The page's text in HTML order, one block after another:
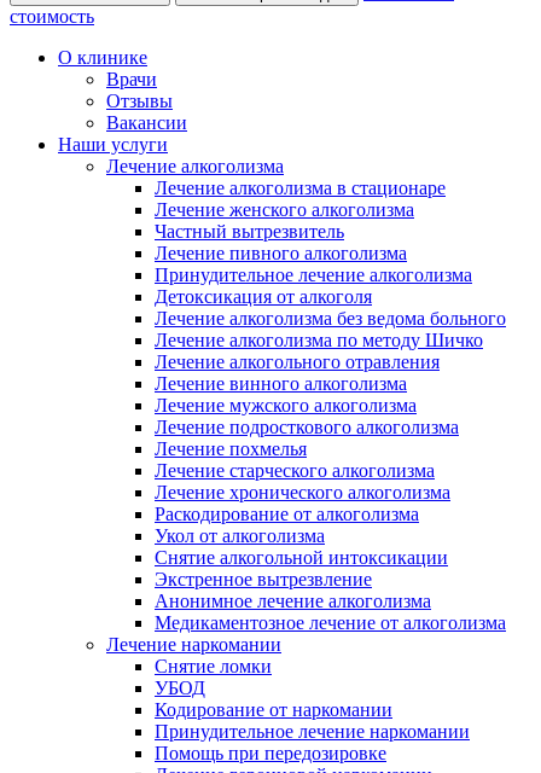
стоимость
О клинике
Врачи
Отзывы
Вакансии
Наши услуги
Лечение алкоголизма
Лечение алкоголизма в стационаре
Лечение женского алкоголизма
Частный вытрезвитель
Лечение пивного алкоголизма
Принудительное лечение алкоголизма
Детоксикация от алкоголя
Лечение алкоголизма без ведома больного
Лечение алкоголизма по методу Шичко
Лечение алкогольного отравления
Лечение винного алкоголизма
Лечение мужского алкоголизма
Лечение подросткового алкоголизма
Лечение похмелья
Лечение старческого алкоголизма
Лечение хронического алкоголизма
Раскодирование от алкоголизма
Укол от алкоголизма
Снятие алкогольной интоксикации
Экстренное вытрезвление
Анонимное лечение алкоголизма
Медикаментозное лечение от алкоголизма
Лечение наркомании
Снятие ломки
УБОД
Кодирование от наркомании
Принудительное лечение наркомании
Помощь при передозировке